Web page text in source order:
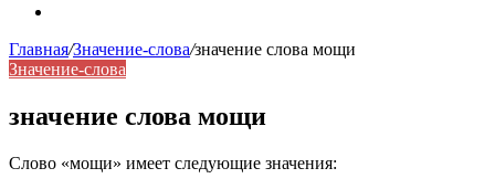
Главная/Значение-слова/значение слова мощи
Значение-слова
значение слова мощи
Слово «мощи» имеет следующие значения: